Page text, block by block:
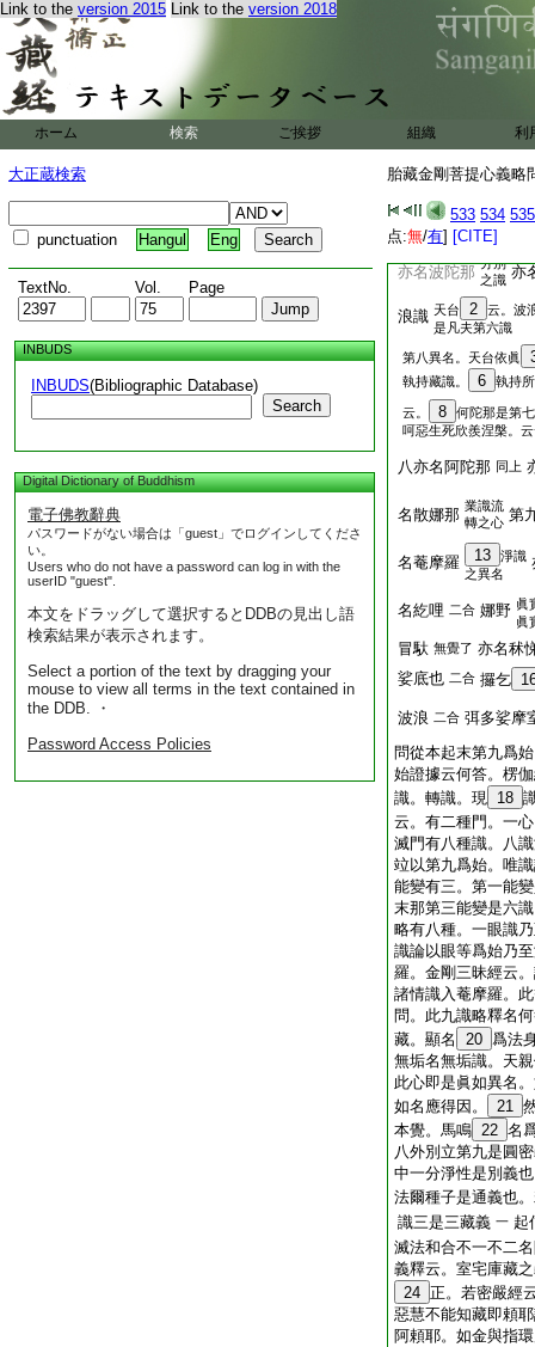
Link to the version 2015 Link to the version 2018
ホーム 検索 ご挨拶 組織 利
大正蔵検索
punctuation Hangul Eng
TextNo. Vol. Page
INBUDS
INBUDS(Bibliographic Database)
Search
Digital Dictionary of Buddhism
電子佛教辭典
パスワードがない場合は「guest」でログインしてくださ
い。
Users who do not have a password can log in with the
userID "guest".
本文をドラッグして選択するとDDBの見出し語
検索結果が表示されます。
Select a portion of the text by dragging your
mouse to view all terms in the text contained in
the DDB. ・
Password Access Policies
胎藏金剛菩提心義略
533 534 535
点:無/有] [CITE]
第 33 那縛 九
云第九無垢識
亦云若㝹 身 39 識
振多 四無量 40
至
及至心之心
名 41 穰多
亦是相
亦不識
亦名波陀那 分別
之識 亦
浪識 天台 2
云。波
是凡夫第六識
第八異名。天台依眞
執持藏識。 6 執持
云。 8
何陀那是第
呵惡生死欣羨涅槃。
八亦名阿陀那 同上
名散娜那 業識流
轉之心 第
名菴摩羅 13
淨識
之異名
名紇哩 二合 娜野 眞
眞
冒馱 無覺了 亦名秫
娑底也 二合 攞乞
波浪 二合 弭多娑摩
問從本起末第九爲
始證據云何答。楞
識。轉識。現 18
云。有二種門。一
滅門有八種識。八
竝以第九爲始。唯
能變有三。第一能
末那第三能變是六
略有八種。一眼識
識論以眼等爲始乃
羅。金剛三昧經云
諸情識入菴摩羅。
問。此九識略釋名
藏。顯名
20 爲法
無垢名無垢識。天
此心即是眞如異名
如名應得因。
21
本覺。馬鳴 22 名
八外別立第九是圓
中一分淨性是別義
法爾種子是通義也
識三是三藏義 一 起
滅法和合不一不二
義釋云。室宅庫藏
24 正。若密嚴經
惡慧不能知藏即頼
阿頼耶。如金與指